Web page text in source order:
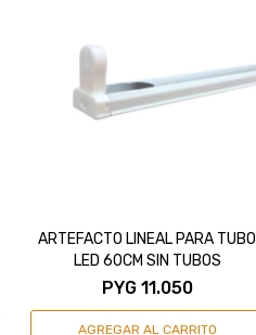
ARTEFACTO LINEAL PARA TUBO
LED 60CM SIN TUBOS
PYG 11.050